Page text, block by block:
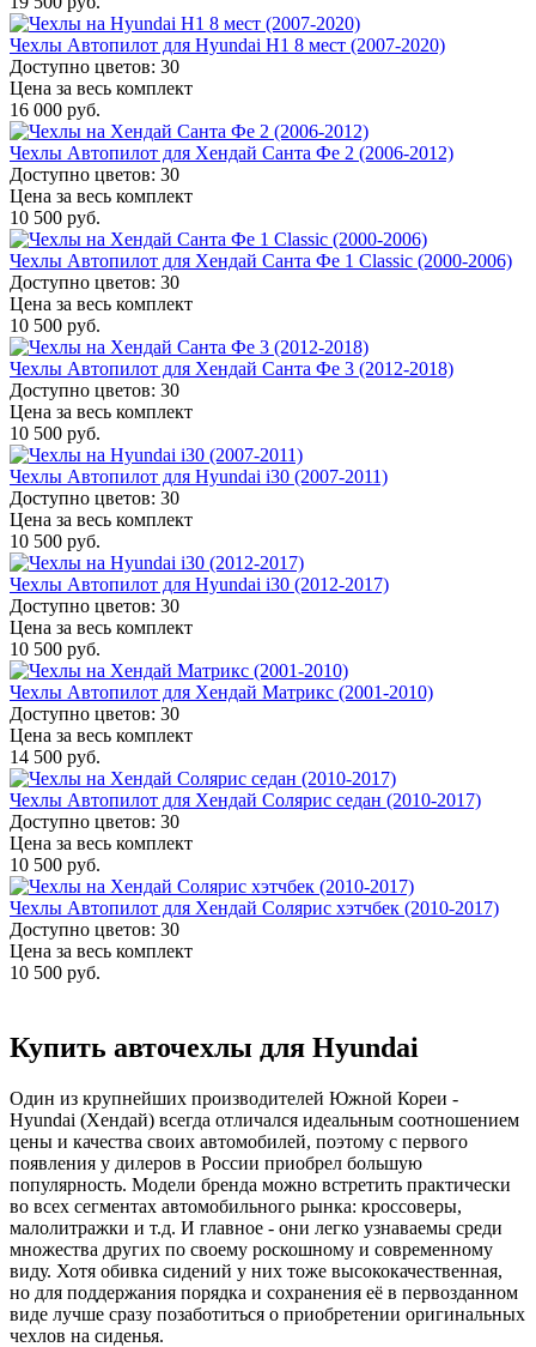
Чехлы Автопилот для Hyundai H1 8 мест (2007-2020)
Доступно цветов: 30
Цена за весь комплект
16 000 руб.
Чехлы Автопилот для Хендай Санта Фе 2 (2006-2012)
Доступно цветов: 30
Цена за весь комплект
10 500 руб.
Чехлы Автопилот для Хендай Санта Фе 1 Classic (2000-2006)
Доступно цветов: 30
Цена за весь комплект
10 500 руб.
Чехлы Автопилот для Хендай Санта Фе 3 (2012-2018)
Доступно цветов: 30
Цена за весь комплект
10 500 руб.
Чехлы Автопилот для Hyundai i30 (2007-2011)
Доступно цветов: 30
Цена за весь комплект
10 500 руб.
Чехлы Автопилот для Hyundai i30 (2012-2017)
Доступно цветов: 30
Цена за весь комплект
10 500 руб.
Чехлы Автопилот для Хендай Матрикс (2001-2010)
Доступно цветов: 30
Цена за весь комплект
14 500 руб.
Чехлы Автопилот для Хендай Солярис седан (2010-2017)
Доступно цветов: 30
Цена за весь комплект
10 500 руб.
Чехлы Автопилот для Хендай Солярис хэтчбек (2010-2017)
Доступно цветов: 30
Цена за весь комплект
10 500 руб.
Купить авточехлы для Hyundai
Один из крупнейших производителей Южной Кореи -
Hyundai (Хендай) всегда отличался идеальным соотношением
цены и качества своих автомобилей, поэтому с первого
появления у дилеров в России приобрел большую
популярность. Модели бренда можно встретить практически
во всех сегментах автомобильного рынка: кроссоверы,
малолитражки и т.д. И главное - они легко узнаваемы среди
множества других по своему роскошному и современному
виду. Хотя обивка сидений у них тоже высококачественная,
но для поддержания порядка и сохранения её в первозданном
виде лучше сразу позаботиться о приобретении оригинальных
чехлов на сиденья.